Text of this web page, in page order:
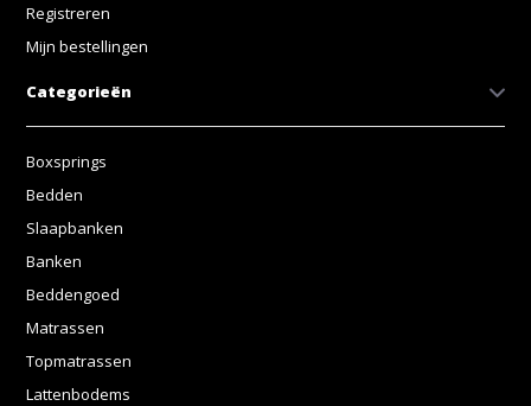
Registreren
Mijn bestellingen
Categorieën
Boxsprings
Bedden
Slaapbanken
Banken
Beddengoed
Matrassen
Topmatrassen
Lattenbodems